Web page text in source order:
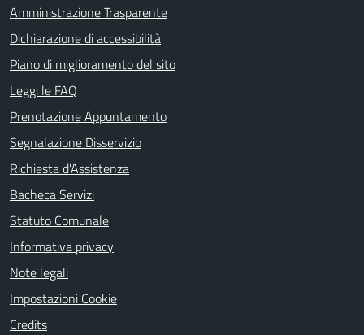
Amministrazione Trasparente
Dichiarazione di accessibilità
Piano di miglioramento del sito
Leggi le FAQ
Prenotazione Appuntamento
Segnalazione Disservizio
Richiesta d'Assistenza
Bacheca Servizi
Statuto Comunale
Informativa privacy
Note legali
Impostazioni Cookie
Credits